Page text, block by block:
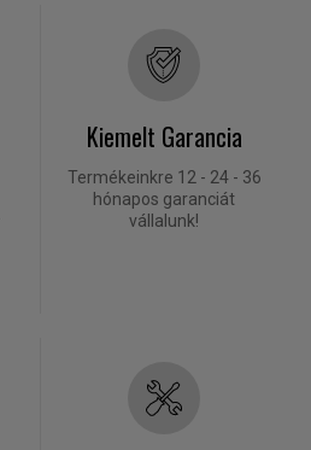
Kiemelt Garancia
Termékeinkre 12 - 24 - 36
hónapos garanciát
vállalunk!